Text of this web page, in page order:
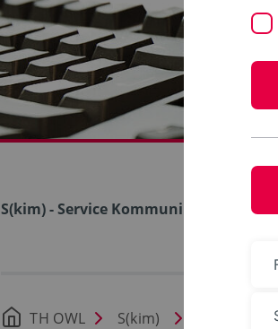
S(kim) - Service Kommunikation
TH OWL S(kim)